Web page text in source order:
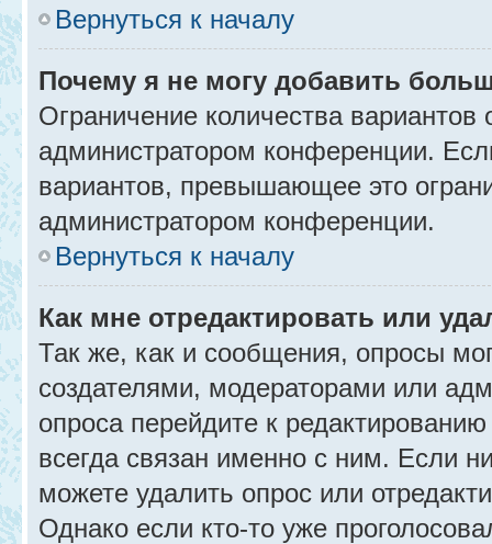
Вернуться к началу
Почему я не могу добавить
Ограничение количества вариантов
администратором конференции.
вариантов, превышающее это
администратором конференции.
Вернуться к началу
Как мне отредактировать или
Так же, как и сообщения, опросы
создателями, модераторами или
опроса перейдите к
всегда связан именно с ним. Если
можете удалить опрос или
Однако если кто-то уже